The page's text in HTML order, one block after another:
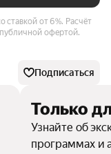
ставкой от 6%. Расчёт
офертой.
Подписаться
Только
Узнайте об
программах и